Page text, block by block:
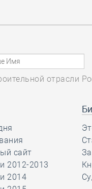
отрасли
сайт
2012-2013
2014